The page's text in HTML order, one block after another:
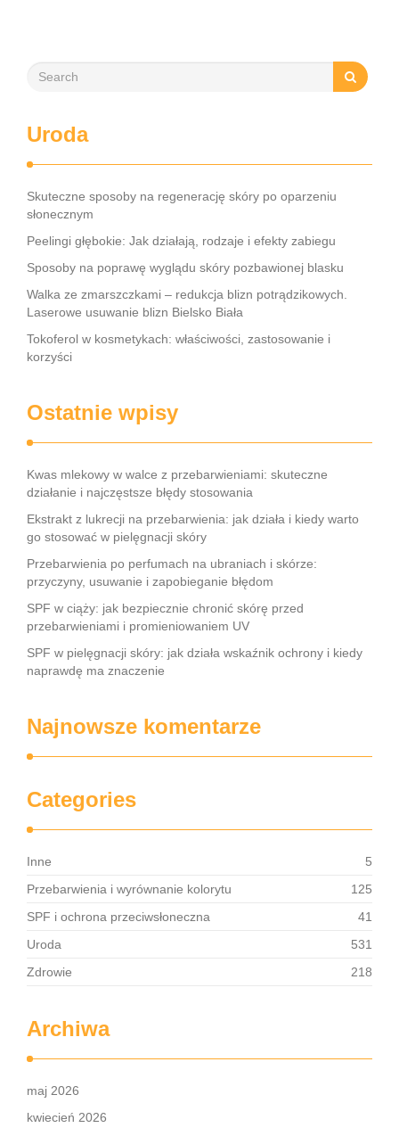
Uroda
Skuteczne sposoby na regenerację skóry po oparzeniu
słonecznym
Peelingi głębokie: Jak działają, rodzaje i efekty zabiegu
Sposoby na poprawę wyglądu skóry pozbawionej blasku
Walka ze zmarszczkami – redukcja blizn potrądzikowych.
Laserowe usuwanie blizn Bielsko Biała
Tokoferol w kosmetykach: właściwości, zastosowanie i
korzyści
Ostatnie wpisy
Kwas mlekowy w walce z przebarwieniami: skuteczne
działanie i najczęstsze błędy stosowania
Ekstrakt z lukrecji na przebarwienia: jak działa i kiedy warto
go stosować w pielęgnacji skóry
Przebarwienia po perfumach na ubraniach i skórze:
przyczyny, usuwanie i zapobieganie błędom
SPF w ciąży: jak bezpiecznie chronić skórę przed
przebarwieniami i promieniowaniem UV
SPF w pielęgnacji skóry: jak działa wskaźnik ochrony i kiedy
naprawdę ma znaczenie
Najnowsze komentarze
Categories
Inne
5
Przebarwienia i wyrównanie kolorytu
125
SPF i ochrona przeciwsłoneczna
41
Uroda
531
Zdrowie
218
Archiwa
maj 2026
kwiecień 2026